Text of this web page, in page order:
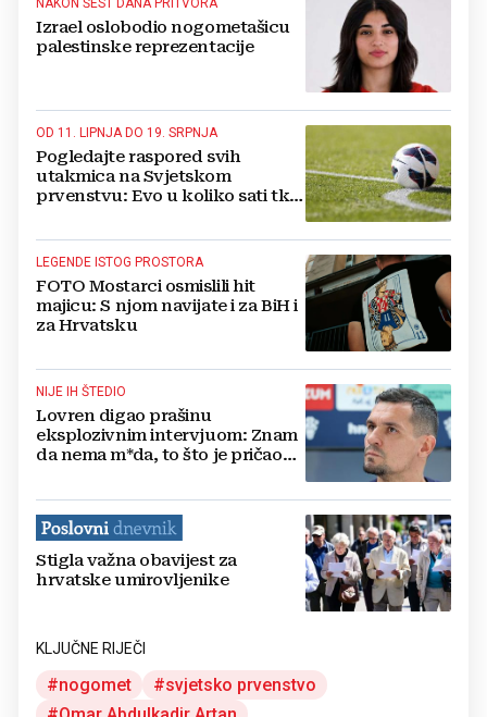
NAKON ŠEST DANA PRITVORA
Izrael oslobodio nogometašicu
palestinske reprezentacije
OD 11. LIPNJA DO 19. SRPNJA
Pogledajte raspored svih
utakmica na Svjetskom
prvenstvu: Evo u koliko sati tko
LEGENDE ISTOG PROSTORA
FOTO Mostarci osmislili hit
majicu: S njom navijate i za BiH i
za Hrvatsku
NIJE IH ŠTEDIO
Lovren digao prašinu
eksplozivnim intervjuom: Znam
da nema m*da, to što je pričao
Stigla važna obavijest za
hrvatske umirovljenike
KLJUČNE RIJEČI
nogomet
svjetsko prvenstvo